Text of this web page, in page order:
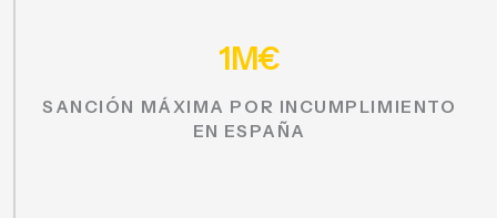
1M€
SANCIÓN MÁXIMA POR INCUMPLIMIENTO
EN ESPAÑA